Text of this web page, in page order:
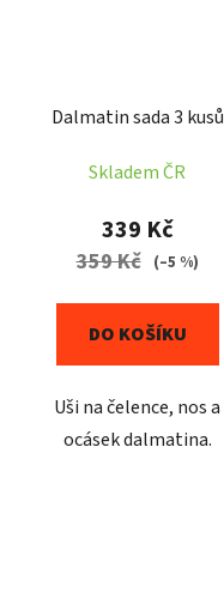
Dalmatin sada 3 kusů
Skladem ČR
339 Kč
359 Kč (–5 %)
DO KOŠÍKU
Uši na čelence, nos a
ocásek dalmatina.